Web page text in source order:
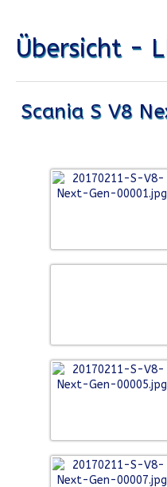
Übersicht -
Scania S V8